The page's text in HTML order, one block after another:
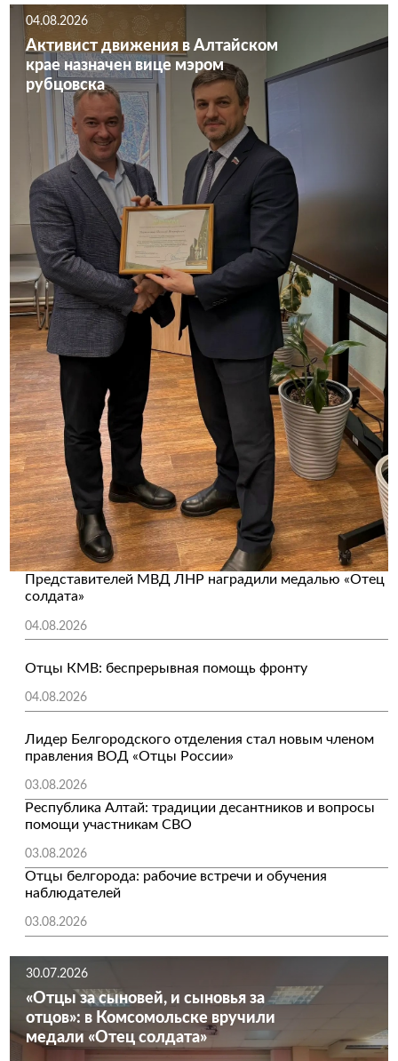
04.08.2026
Активист движения в Алтайском
крае назначен вице мэром
рубцовска
Представителей МВД ЛНР наградили медалью «Отец
солдата»
04.08.2026
Отцы КМВ: беспрерывная помощь фронту
04.08.2026
Лидер Белгородского отделения стал новым членом
правления ВОД «Отцы России»
03.08.2026
Республика Алтай: традиции десантников и вопросы
помощи участникам СВО
03.08.2026
Отцы белгорода: рабочие встречи и обучения
наблюдателей
03.08.2026
30.07.2026
«Отцы за сыновей, и сыновья за
отцов»: в Комсомольске вручили
медали «Отец солдата»